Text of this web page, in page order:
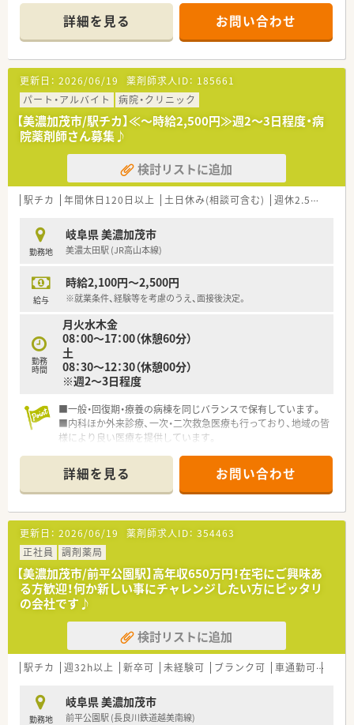
詳細を見る お問い合わせ
更新日： 2026/06/19 薬剤師求人ID： 185661
パート・アルバイト
病院・クリニック
【美濃加茂市/駅チカ】≪～時給2,500円≫週2～3日程度・病
院薬剤師さん募集♪
検討リストに追加
駅チカ 年間休日120日以上 土日休み(相談可含む) 週休2.5日以上
勤務地
岐阜県 美濃加茂市
美濃太田駅 (JR高山本線)
給与
時給2,100円～2,500円
※就業条件、経験等を考慮のうえ、面接後決定。
勤務
時間
月火水木金
08：00～17：00（休憩60分）
土
08：30～12：30（休憩00分）
※週2～3日程度
■一般・回復期・療養の病棟を同じバランスで保有しています。
■内科ほか外来診療、一次・二次救急医療も行っており、地域の皆
様により良い医療を提供しています。
詳細を見る お問い合わせ
更新日： 2026/06/19 薬剤師求人ID： 354463
正社員
調剤薬局
【美濃加茂市/前平公園駅】高年収650万円！在宅にご興味あ
る方歓迎！何か新しい事にチャレンジしたい方にピッタリ
の会社です♪
検討リストに追加
駅チカ 週32h以上 新卒可 未経験可 ブランク可 車通勤可
勤務地
岐阜県 美濃加茂市
前平公園駅 (長良川鉄道越美南線)